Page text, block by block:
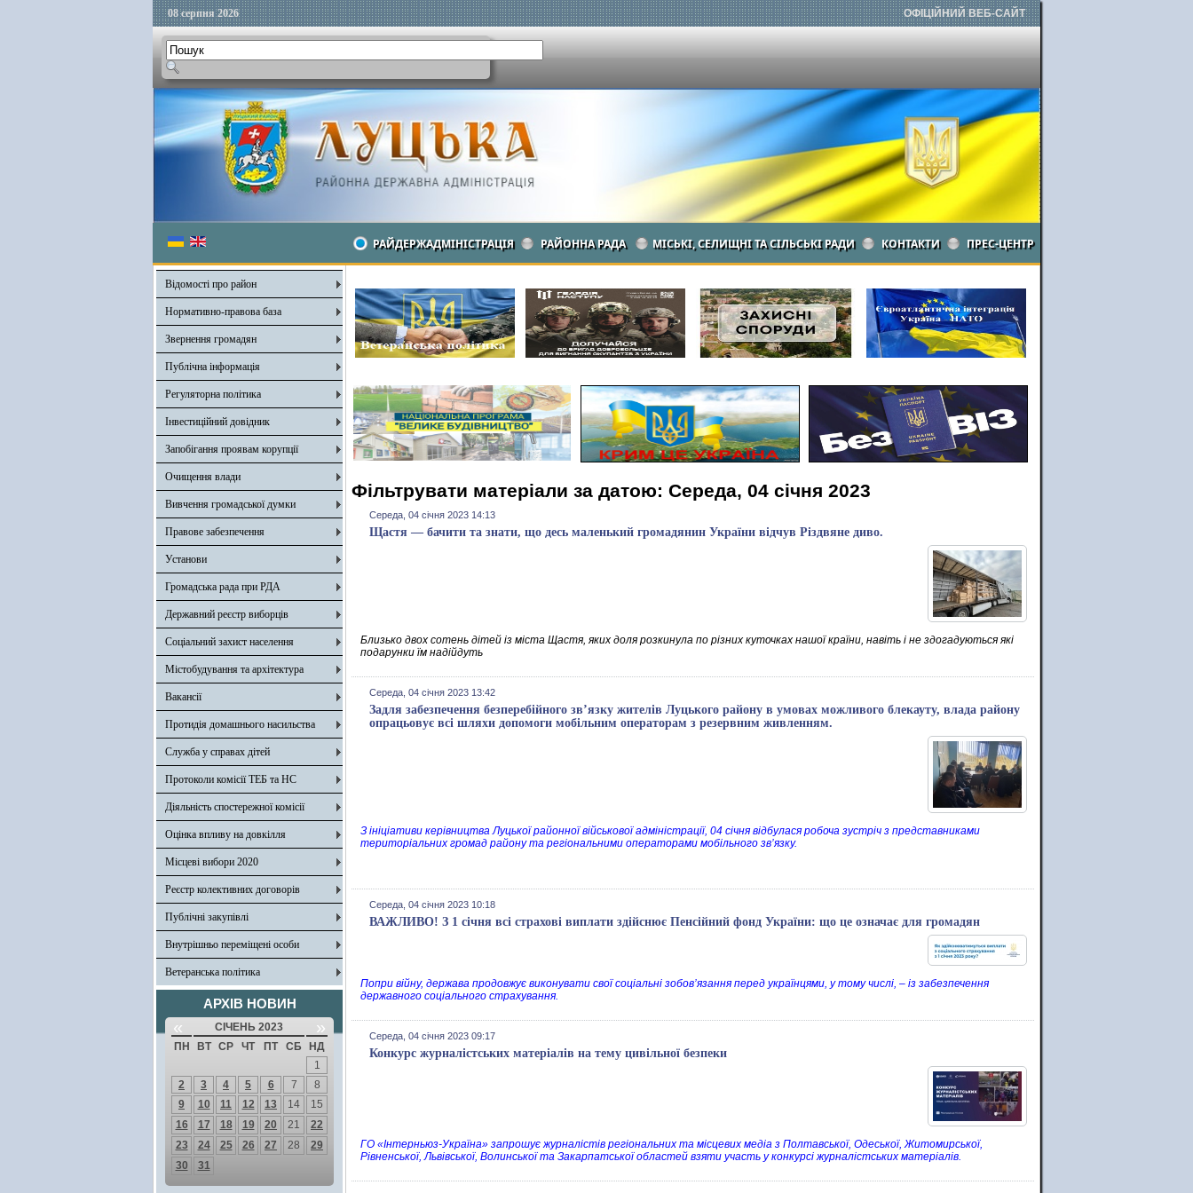
08 серпня 2026 ОФІЦІЙНИЙ ВЕБ-САЙТ
РАЙДЕРЖАДМІНІСТРАЦІЯ РАЙОННА РАДА МІСЬКІ, СЕЛИЩНІ ТА СІЛЬСЬКІ РАДИ КОНТАКТИ ПРЕС-ЦЕНТР
Відомості про район
Нормативно-правова база
Звернення громадян
Публічна інформація
Регуляторна політика
Інвестиційний довідник
Запобігання проявам корупції
Очищення влади
Вивчення громадської думки
Правове забезпечення
Установи
Громадська рада при РДА
Державний реєстр виборців
Соціальний захист населення
Містобудування та архітектура
Вакансії
Протидія домашнього насильства
Служба у справах дітей
Протоколи комісії ТЕБ та НС
Діяльність спостережної комісії
Оцінка впливу на довкілля
Місцеві вибори 2020
Реєстр колективних договорів
Публічні закупівлі
Внутрішньо переміщені особи
Ветеранська політика
АРХІВ НОВИН
« СІЧЕНЬ 2023 »
ПН ВТ СР ЧТ ПТ СБ
НД
1
2
3 4 5 6 7
8
9
10 11 12 13 14
15
16
17 18 19 20 21
22
23
24 25 26 27 28
29
30
31
Фільтрувати матеріали за датою: Середа, 04 січня 2023
Середа, 04 січня 2023 14:13
Щастя — бачити та знати, що десь маленький громадянин України відчув Різдвяне диво.
Близько двох сотень дітей із міста Щастя, яких доля розкинула по різних куточках нашої країни, навіть і не здогадуються які
подарунки їм надійдуть
Середа, 04 січня 2023 13:42
Задля забезпечення безперебійного зв’язку жителів Луцького району в умовах можливого блекауту, влада району
опрацьовує всі шляхи допомоги мобільним операторам з резервним живленням.
З ініціативи керівництва Луцької районної військової адміністрації, 04 січня відбулася робоча зустріч з представниками
територіальних громад району та регіональними операторами мобільного зв’язку.
Середа, 04 січня 2023 10:18
ВАЖЛИВО! З 1 січня всі страхові виплати здійснює Пенсійний фонд України: що це означає для громадян
Попри війну, держава продовжує виконувати свої соціальні зобов’язання перед українцями, у тому числі, – із забезпечення
державного соціального страхування.
Середа, 04 січня 2023 09:17
Конкурс журналістських матеріалів на тему цивільної безпеки
ГО «Інтерньюз-Україна» запрошує журналістів регіональних та місцевих медіа з Полтавської, Одеської, Житомирської,
Рівненської, Львівської, Волинської та Закарпатської областей взяти участь у конкурсі журналістських матеріалів.